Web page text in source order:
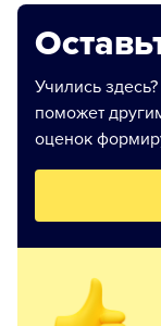
Учились
поможет
оценок